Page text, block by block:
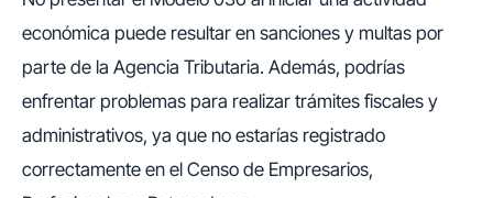
económica puede resultar en sanciones y multas por
parte de la Agencia Tributaria. Además, podrías
enfrentar problemas para realizar trámites fiscales y
administrativos, ya que no estarías registrado
correctamente en el Censo de Empresarios,